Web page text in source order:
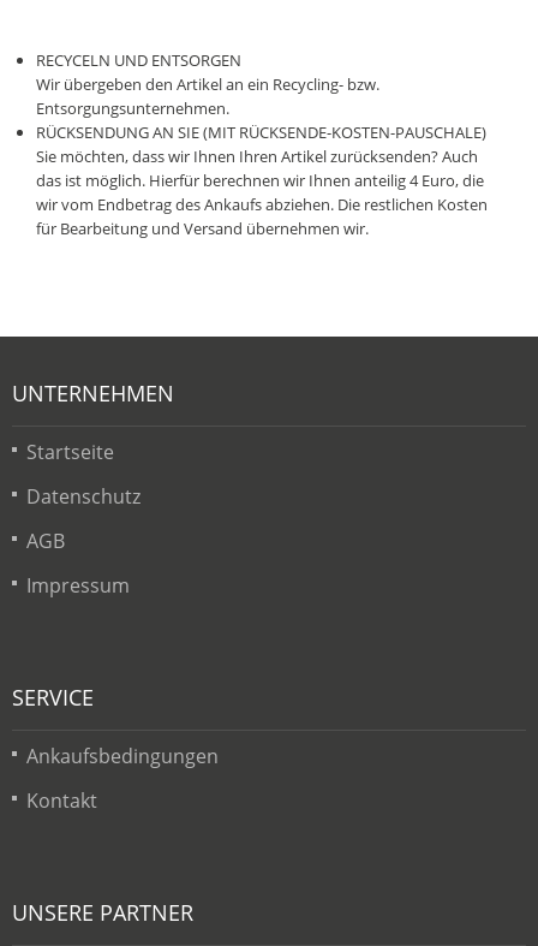
RECYCELN UND ENTSORGEN
Wir übergeben den Artikel an ein Recycling- bzw.
Entsorgungsunternehmen.
RÜCKSENDUNG AN SIE (MIT RÜCKSENDE-KOSTEN-PAUSCHALE)
Sie möchten, dass wir Ihnen Ihren Artikel zurücksenden? Auch
das ist möglich. Hierfür berechnen wir Ihnen anteilig 4 Euro, die
wir vom Endbetrag des Ankaufs abziehen. Die restlichen Kosten
für Bearbeitung und Versand übernehmen wir.‎
UNTERNEHMEN
Startseite
Datenschutz
AGB
Impressum
SERVICE
Ankaufsbedingungen
Kontakt
UNSERE PARTNER